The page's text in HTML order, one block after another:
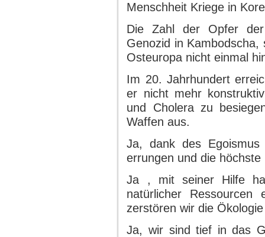
Menschheit Kriege in
Die Zahl der Opfer der
Genozid in
Osteuropa nicht einmal
Im 20. Jahrhundert
er nicht mehr
und Cholera zu
Waffen aus.
Ja, dank des Egoismus
errungen und die
Ja , mit seiner Hilfe
natürlicher
zerstören wir die
Ja, wir sind tief in das